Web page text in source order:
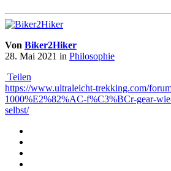
Von Biker2Hiker
28. Mai 2021 in Philosophie
Teilen
https://www.ultraleicht-trekking.com/
1000%E2%82%AC-f%C3%BCr-gear-
selbst/